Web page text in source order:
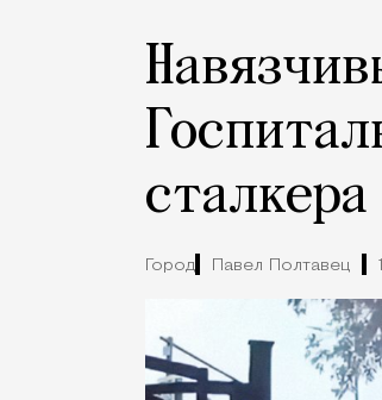
Город Павел Полтавец